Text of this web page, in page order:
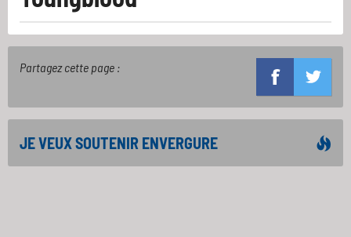
Partagez cette page :
JE VEUX SOUTENIR ENVERGURE